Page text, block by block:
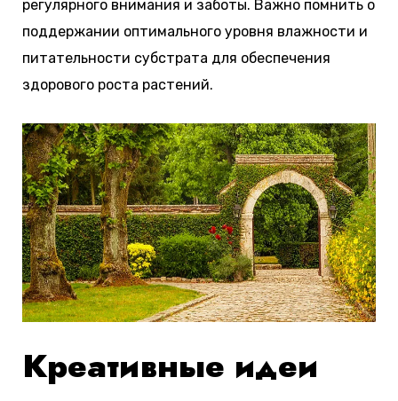
регулярного внимания и заботы. Важно помнить о
поддержании оптимального уровня влажности и
питательности субстрата для обеспечения
здорового роста растений.
Креативные идеи